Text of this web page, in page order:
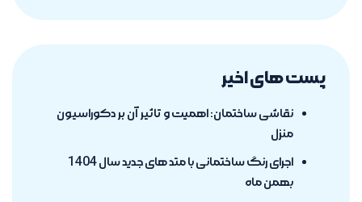
پست های اخیر
نقاشی ساختمان: اهمیت و تاثیر آن بر دکوراسیون
منزل
اجرای رنگ ساختمانی با متد های جدید سال 1404
بهمن ماه